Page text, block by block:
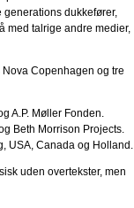
generations dukkefører,
med talrige andre medier,
Copenhagen og tre
A.P. Møller Fonden.
Beth Morrison Projects.
USA, Canada og Holland.
uden overtekster, men